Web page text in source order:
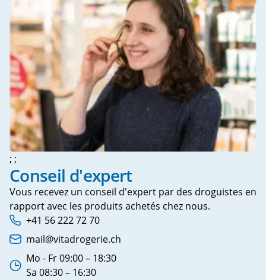
; ;
Conseil d'expert
Vous recevez un conseil d'expert par des droguistes en
rapport avec les produits achetés chez nous.
Phone number:
+41 56 222 72 70
Adresse e-mail:
mail@vitadrogerie.ch
Heures d'ouverture:
Mo - Fr 09:00 – 18:30
Sa 08:30 – 16:30